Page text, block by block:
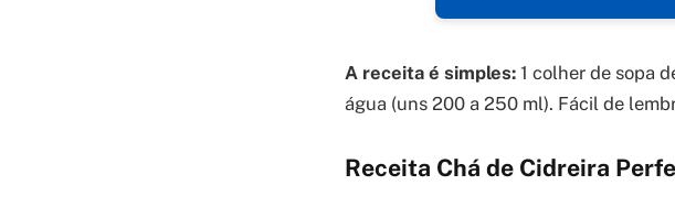
A receita é simples: 1 colher de sopa
água (uns 200 a 250 ml). Fácil de
Receita Chá de Cidreira